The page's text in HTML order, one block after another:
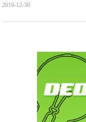
2019-12-30